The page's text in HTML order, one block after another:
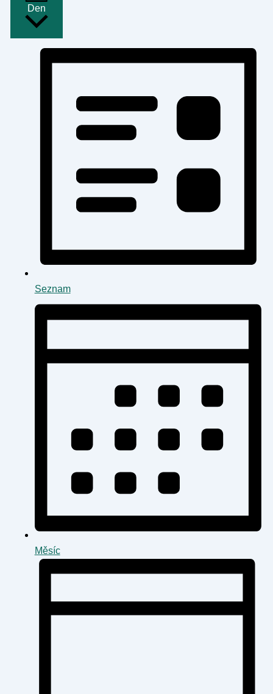
Den
Seznam
Měsíc